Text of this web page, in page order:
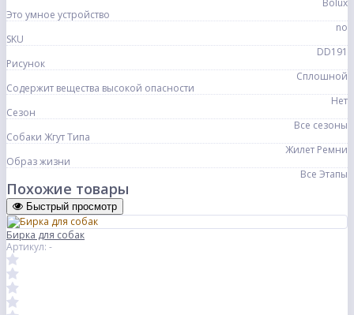
Bolux
Это умное устройство
no
SKU
DD191
Рисунок
Сплошной
Содержит вещества высокой опасности
Нет
Сезон
Все сезоны
Собаки Жгут Типа
Жилет Ремни
Образ жизни
Все Этапы
Похожие товары
Быстрый просмотр
Бирка для собак
Артикул: -